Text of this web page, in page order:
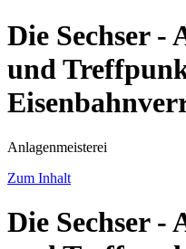
Die Sechser -
und
Anlagenmeisterei
Zum Inhalt
Die Sechser -